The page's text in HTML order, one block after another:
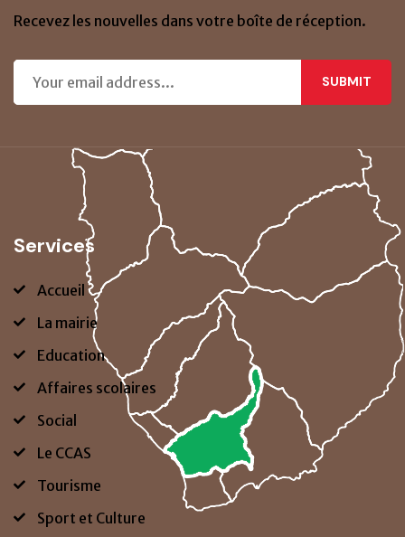
Recevez les nouvelles dans votre boîte de réception.
SUBMIT
Services
Accueil
La mairie
Education
Affaires scolaires
Social
Le CCAS
Tourisme
Sport et Culture